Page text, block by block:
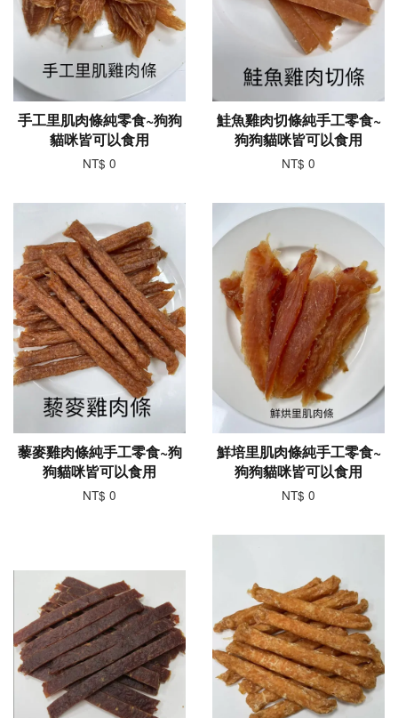
手工里肌肉條純零食~狗狗
貓咪皆可以食用
NT$ 0
鮭魚雞肉切條純手工零食~
狗狗貓咪皆可以食用
NT$ 0
藜麥雞肉條純手工零食~狗
狗貓咪皆可以食用
NT$ 0
鮮培里肌肉條純手工零食~
狗狗貓咪皆可以食用
NT$ 0